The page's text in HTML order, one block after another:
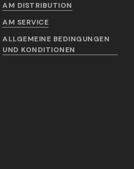
AM DISTRIBUTION
AM SERVICE
ALLGEMEINE BEDINGUNGEN
UND KONDITIONEN